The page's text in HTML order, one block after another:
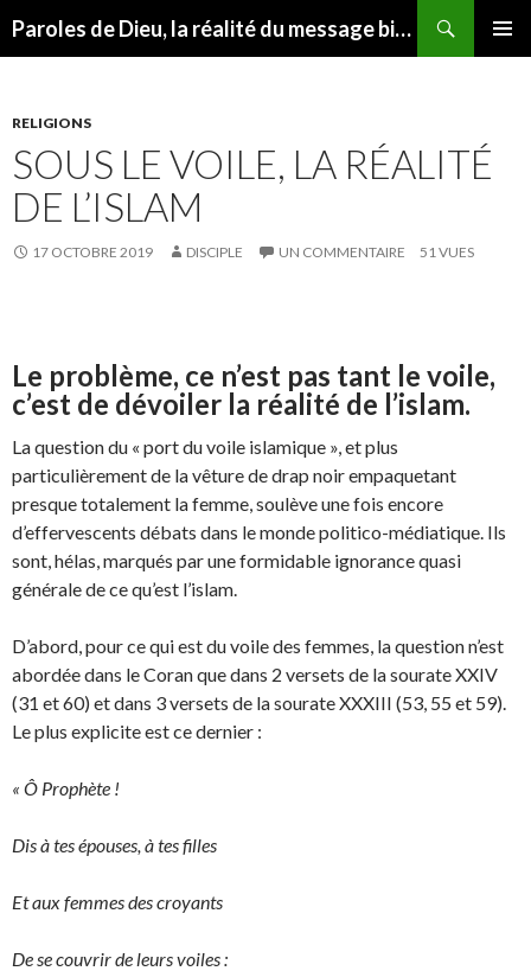
Paroles de Dieu, la réalité du message biblique
RELIGIONS
SOUS LE VOILE, LA RÉALITÉ
DE L’ISLAM
17 OCTOBRE 2019 DISCIPLE UN COMMENTAIRE 51 VUES
Le problème, ce n’est pas tant le voile,
c’est de dévoiler la réalité de l’islam.
La question du « port du voile islamique », et plus
particulièrement de la vêture de drap noir empaquetant
presque totalement la femme, soulève une fois encore
d’effervescents débats dans le monde politico-médiatique. Ils
sont, hélas, marqués par une formidable ignorance quasi
générale de ce qu’est l’islam.
D’abord, pour ce qui est du voile des femmes, la question n’est
abordée dans le Coran que dans 2 versets de la sourate XXIV
(31 et 60) et dans 3 versets de la sourate XXXIII (53, 55 et 59).
Le plus explicite est ce dernier :
« Ô Prophète !
Dis à tes épouses, à tes filles
Et aux femmes des croyants
De se couvrir de leurs voiles :